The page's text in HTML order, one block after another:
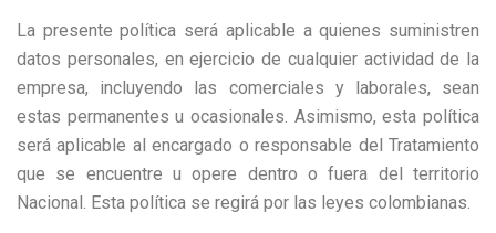
La presente política será aplicable a quienes suministren
datos personales, en ejercicio de cualquier actividad de la
empresa, incluyendo las comerciales y laborales, sean
estas permanentes u ocasionales. Asimismo, esta política
será aplicable al encargado o responsable del Tratamiento
que se encuentre u opere dentro o fuera del territorio
Nacional. Esta política se regirá por las leyes colombianas.